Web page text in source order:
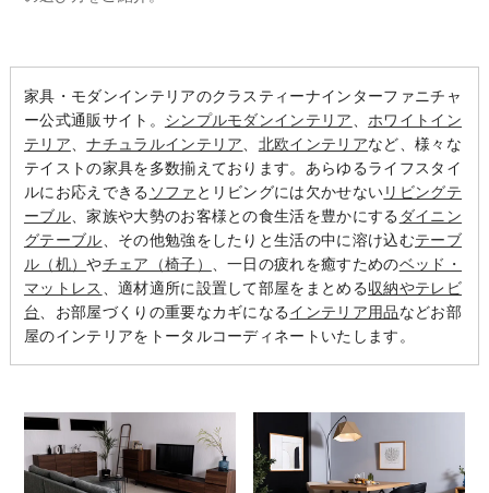
家具・モダンインテリアのクラスティーナインターファニチャ
ー公式通販サイト。 シンプルモダンインテリア
ホワイトイン
テリア 、ナチュラルインテリア 北欧インテリアなど、様々な
テイストの家具を多数揃えております。あらゆるライフスタイ
ルにお応えできる ソファ とリビングには欠かせないリビングテ
ーブル、家族や大勢のお客様との食生活を豊かにする ダイニン
グテーブル 、その他勉強をしたりと生活の中に溶け込むテーブ
ル（机）やチェア（椅子） 、一日の疲れを癒すためのベッド・
マットレス
、適材適所に設置して部屋をまとめる収納やテレビ
台 、お部屋づくりの重要なカギになるインテリア用品などお部
屋のインテリアをトータルコーディネートいたします。